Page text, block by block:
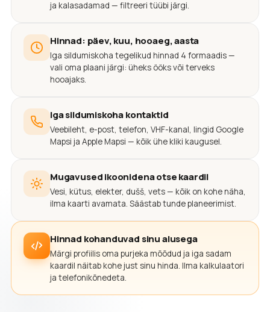
ja kalasadamad — filtreeri tüübi järgi.
Hinnad: päev, kuu, hooaeg, aasta
Iga sildumiskoha tegelikud hinnad 4 formaadis —
vali oma plaani järgi: üheks ööks või terveks
hooajaks.
Iga sildumiskoha kontaktid
Veebileht, e-post, telefon, VHF-kanal, lingid Google
Mapsi ja Apple Mapsi — kõik ühe kliki kaugusel.
Mugavused ikoonidena otse kaardil
Vesi, kütus, elekter, dušš, vets — kõik on kohe näha,
ilma kaarti avamata. Säästab tunde planeerimist.
Hinnad kohanduvad sinu alusega
Märgi profiilis oma purjeka mõõdud ja iga sadam
kaardil näitab kohe just sinu hinda. Ilma kalkulaatori
ja telefonikõnedeta.